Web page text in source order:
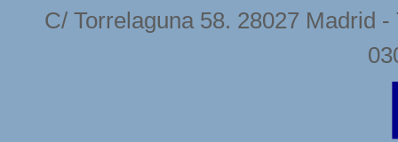
C/ Torrelaguna 58. 28027 Madrid